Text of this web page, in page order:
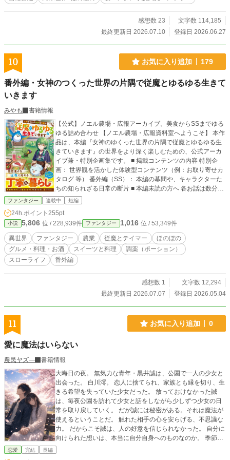
平は、今度は自分が祖父母を守ろうと決意する。 食べ物を
不思議な力を持つことに気づく。 ネギは聖剣、大根は自由
に歩き回り、白菜は鉄壁の盾となる。 次々とおかしな力を
感想数 23
文字数 114,185
最終更新日 2026.07.10
登録日 2026.06.27
10 お気に入り追加 179
番外編・女神のつくった世界の片隅で従魔とゆるゆる生きて
いきます
みやも
書籍情報
【公式】ノエル農場・広報アーカイブ。美食からSSまでゆる
ゆる詰め合わせ 【ノエル農場・広報資料室へようこそ】 本作
品は、本編『女神のゆくった世界の片隅で従魔とゆるゆる生
きていきます』の世界をより深く楽しむための、公式アーカ
イブ兼・特別企画集です。 ■ 掲載コンテンツの内容 特別企
画： 世界観を活かした体験型コンテンツ（例：お取り寄せカ
タログ 等） 番外編（SS）： 本編の幕間や、キャラクターた
ちの知られざる日常の断片 ■ 本編未読の方へ 各お話は数分で
読める短編形式です。ノエル農場の「甘くておいしいスロー
編ざっくり解説≫ この物語は、農業を愛する主人公ノエル
が、家族のような従魔（じゅうま）たちと異世界で送る「丁
寧な暮らし」を描いたスローライフ・ファンタジーです。彼
女に与えられた使命は、ただ「星と生き物を愛し、時には救
い、生活すること」。大自然のなか、仲間たちとまったり、
ゆるゆると流れる時間を分かち合う、ほのぼのとした毎日を
んでいるものの、彼女の手が生み出す料理やアイテムは、ど
れも規格外の力を秘めたものばかり。そのあまりの価値と効
回されて胃を痛めることも……。そんな彼女の無自覚な豊か
さが、結果として周囲の人々を癒やし、世界を救っていく物
といったご要望は、各エピソードのコメント欄にて随時受付
イズ＆書籍二巻好評発売中】 書籍『女神のつくった世界の片
隅で従魔とゆるゆる生きていきます』一巻・二巻発売中。 書
籍限定の書き下ろし・加筆エピソードも盛りだくさん。 挿絵
や内容もより瑞々しいアストレイリアでの生活を楽しめま
す。 書店・電子書籍でご購入いただけます♪ 一巻Amazon▶ht
tps://amzn.asia/d/0eXSSRg3 二巻Amazon▶https://amzn.asi
a/d/0dACqQeA そしてこの度、「コミカライズ化」が決定い
たしました！！ Xでも物語や情報を発信中→@miyamo46826
314 ぜひフォロー＆感想シェアで応援していただけると嬉し
いです！！
ファンタジー 連載中 短編
24h.ポイント 255pt
小説 5,806 位 / 228,939件 ファンタジー 1,016 位 / 53,349件
異世界 ファンタジー 農業 従魔とテイマー
ほのぼの
グルメ・料理・お酒
スイーツと料理
調薬（ポーション）
スローライフ
番外編
感想数 1
文字数 12,294
最終更新日 2026.07.07
登録日 2026.05.04
11 お気に入り追加 0
愛に魔法はいらない
農民ヤズ―
書籍情報
大晦日の夜。 無気力な青年・黒井誠は、公園で一人の少女と
出会った。 白川澪。 恋人に捨てられ、家族とも縁を切り、生
きる希望を失っていた少女だった。 放っておけなかった誠
は、毎夜公園を訪れて少女と話をしながら少しずつ少女の日
常を取り戻していく。 だが誠には秘密がある。それは魔法が
使えるということだ。 触れた相手の心を安らげる、不思議な
力。 だからこそ誠は、人の好意を信じられなかった。 自分に
向けられた想いは、本当に自分自身へのものなのか。 季節が
巡り、止まっていた時間が少しずつ動き出す。 傷ついた二人
恋愛 完結 長編